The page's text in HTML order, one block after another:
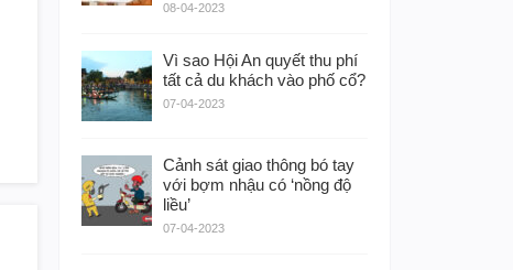
08-04-2023
Vì sao Hội An quyết thu phí
tất cả du khách vào phố cổ?
07-04-2023
Cảnh sát giao thông bó tay
với bợm nhậu có ‘nồng độ
liều’
07-04-2023